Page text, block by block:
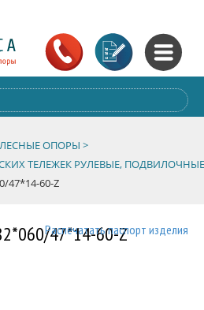
ОПОРЫ >
ТЕЛЕЖЕК РУЛЕВЫЕ,
47*14-60-Z
47*14-60-Z
Распечатать паспорт изделия